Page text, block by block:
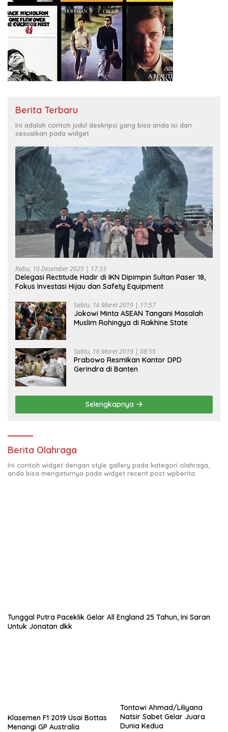
Berita Terbaru
Ini adalah contoh judul deskripsi yang bisa anda isi dan
sesuaikan pada widget
Rabu, 10 Desember 2025 | 17:33
Delegasi Rectitude Hadir di IKN Dipimpin Sultan Paser 18,
Fokus Investasi Hijau dan Safety Equipment
Sabtu, 16 Maret 2019 | 17:57
Jokowi Minta ASEAN Tangani Masalah
Muslim Rohingya di Rakhine State
Sabtu, 16 Maret 2019 | 08:55
Prabowo Resmikan Kantor DPD
Gerindra di Banten
Selengkapnya
Berita Olahraga
Ini contoh widget dengan style gallery pada kategori olahraga,
anda bisa mengaturnya pada widget recent post wpberita.
Tunggal Putra Paceklik Gelar All England 25 Tahun, Ini Saran
Untuk Jonatan dkk
Klasemen F1 2019 Usai Bottas
Menangi GP Australia
Tontowi Ahmad/Liliyana
Natsir Sabet Gelar Juara
Dunia Kedua